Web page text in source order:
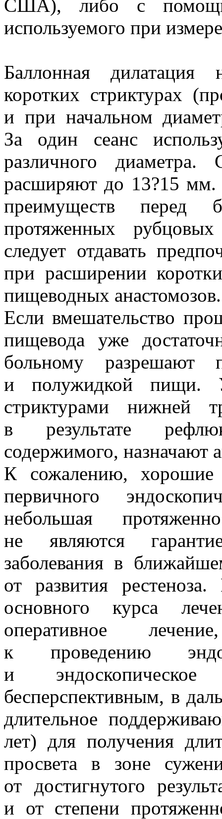
США), либо с
используемого при
Баллонная дилатация
коротких стриктурах
и при начальном
За один сеанс
различного диаметра.
расширяют до 13?15 мм.
преимуществ перед
протяженных
следует отдавать
при расширении
пищеводных анастомозов.
Если вмешательство
пищевода уже
больному разрешают
и полужидкой пищи.
стриктурами нижней
в результате
содержимого, назначают
К сожалению, хорошие
первичного
небольшая
не являются
заболевания в
от развития
основного курса
оперативное
к проведению
и
бесперспективным, в
длительное
лет) для получения
просвета в зоне
от достигнутого
и от степени